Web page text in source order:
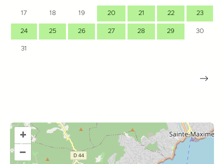
17 18 19 20 21 22 23
24 25 26 27 28 29 30
31
+
–